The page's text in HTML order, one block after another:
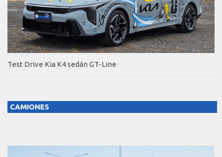
Test Drive Kia K4 sedán GT-Line
CAMIONES